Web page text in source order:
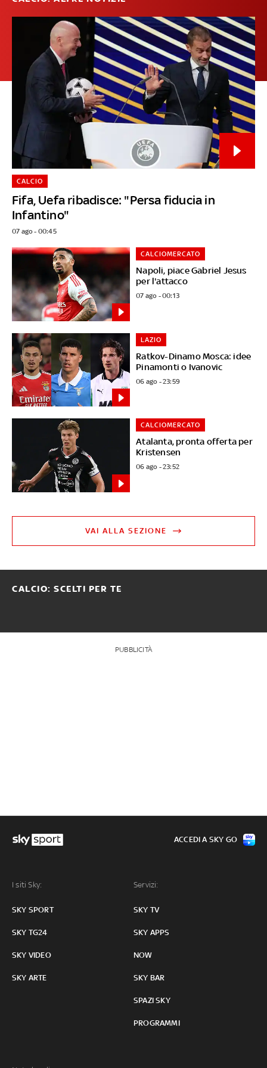
Fifa, Uefa ribadisce: "Persa fiducia in
Infantino"
CALCIO
07 ago - 00:45
Napoli, piace Gabriel Jesus
per l'attacco
CALCIOMERCATO
07 ago - 00:13
Ratkov-Dinamo Mosca: idee
Pinamonti o Ivanovic
LAZIO
06 ago - 23:59
Atalanta, pronta offerta per
Kristensen
CALCIOMERCATO
06 ago - 23:52
VAI ALLA SEZIONE
CALCIO: SCELTI PER TE
PUBBLICITÀ
I siti Sky:
SKY SPORT
SKY TG24
SKY VIDEO
SKY ARTE
Servizi:
SKY TV
SKY APPS
NOW
SKY BAR
SPAZI SKY
PROGRAMMI
ACCEDI A SKY GO